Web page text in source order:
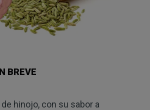
BREVE
hinojo, con su sabor a